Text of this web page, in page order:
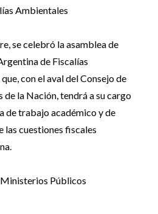
Ambientales
se celebró la asamblea de
de Fiscalías
con el aval del Consejo de
de la Nación, tendrá a su cargo
de trabajo académico y de
las cuestiones fiscales
Públicos